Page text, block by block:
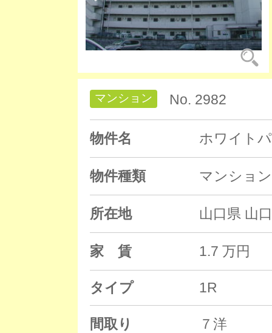
マンション No. 2982
物件名 ホワイト
物件種類 マンション
所在地 山口県 山
家 賃 1.7 万円
タイプ 1R
間取り ７洋